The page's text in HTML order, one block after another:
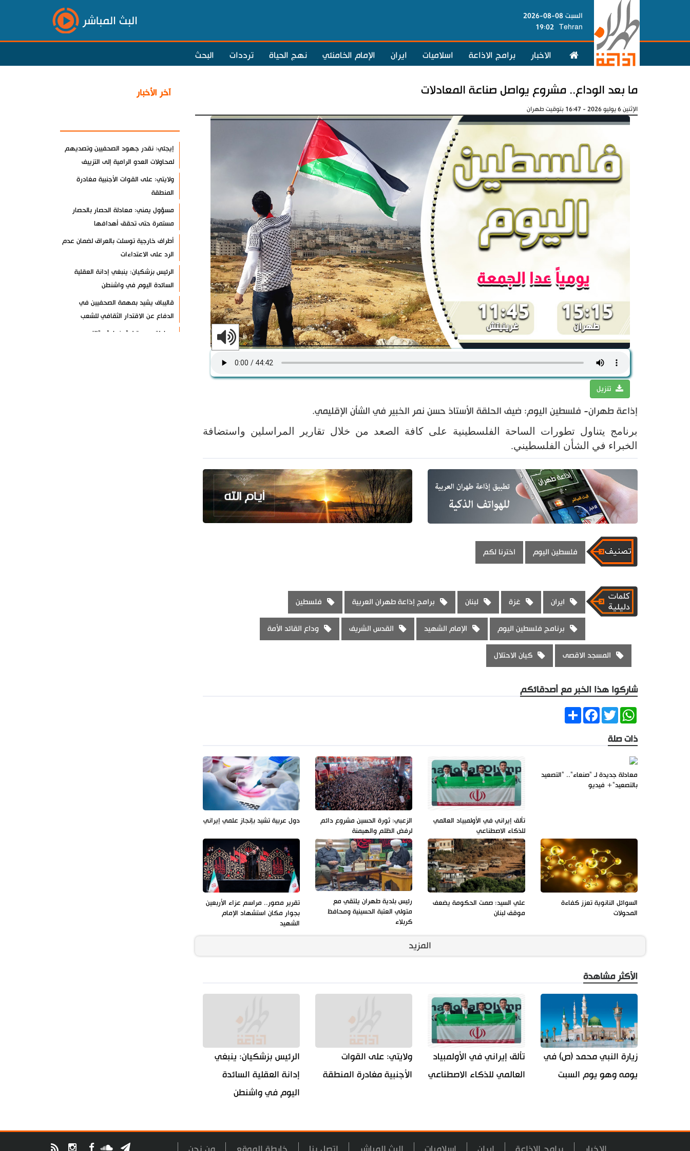
السبت 08-08-2026
Tehran
19:02 البث المباشر
الاخبار برامج الاذاعة اسلاميات ايران الإمام الخامنئي نهج الحياة ترددات البحث
ما بعد الوداع.. مشروع يواصل صناعة المعادلات
الإثنين 6 يوليو 2026 - 16:47 بتوقيت طهران
تنزيل
إذاعة طهران- فلسطين اليوم: ضيف الحلقة الأستاذ حسن نمر الخبير في الشأن الإقليمي.
برنامج يتناول تطورات الساحة الفلسطينية على كافة الصعد من خلال تقارير المراسلين واستضافة
الخبراء في الشأن الفلسطيني.
فلسطين اليوم اخترنا لكم
ايران غزة لبنان برامج إذاعة طهران العربية فلسطين
برنامج فلسطين اليوم الإمام الشهيد القدس الشريف وداع القائد الأمة
المسجد الاقصى كيان الاحتلال
شاركوا هذا الخبر مع أصدقائكم
ShareFacebookTwitter
WhatsApp
ذات صلة
معادلة جديدة لـ "صنعاء".. "التصعيد
بالتصعيد"+ فيديو
تألق إيراني في الأولمبياد العالمي
للذكاء الاصطناعي
الزعبي: ثورة الحسين مشروع دائم
لرفض الظلم والهيمنة
دول عربية تشيد بإنجاز علمي إيراني
السوائل النانوية تعزز كفاءة
المحولات
علي السيد: صمت الحكومة يضعف
موقف لبنان
رئيس بلدية طهران يلتقي مع
متولي العتبة الحسينية ومحافظ
كربلاء
تقرير مصور.. مراسم عزاء الأربعين
بجوار مكان استشهاد الإمام
الشهيد
المزيد
الأكثر مشاهدة
زيارة النبي محمد (ص) في
يومه وهو يوم السبت
تألق إيراني في الأولمبياد
العالمي للذكاء الاصطناعي
ولايتي: على القوات
الأجنبية مغادرة المنطقة
الرئيس بزشكيان: ينبغي
إدانة العقلية السائدة
اليوم في واشنطن
آخر الأخبار
إيجئي: نقدر جهود الصحفيين وتصديهم
لمحاولات العدو الرامية إلى التزييف
ولايتي: على القوات الأجنبية مغادرة
المنطقة
مسؤول يمني: معادلة الحصار بالحصار
مستمرة حتى تحقق أهدافها
أطراف خارجية توسلت بالعراق لضمان عدم
الرد على الاعتداءات
الرئيس بزشكيان: ينبغي إدانة العقلية
السائدة اليوم في واشنطن
قاليباف يشيد بمهمة الصحفيين في
الدفاع عن الاقتدار الثقافي للشعب
معادلة جديدة لـ "صنعاء".. "التصعيد